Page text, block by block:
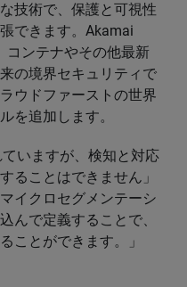
技術で、保護と可視性
できます。Akamai
コンテナやその他最新
の境界セキュリティで
ウドファーストの世界
を追加します。
ていますが、検知と対応
ることはできません」
イクロセグメンテーシ
んで定義することで、
ことができます。」